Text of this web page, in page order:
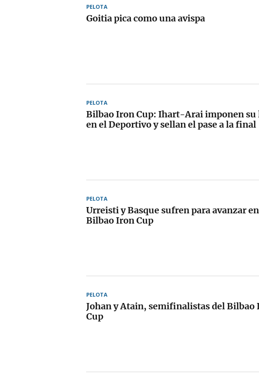
PELOTA
Goitia pica como una avispa
PELOTA
Bilbao Iron Cup: Ihart-Arai imponen su
en el Deportivo y sellan el pase a la final
PELOTA
Urreisti y Basque sufren para avanzar
Bilbao Iron Cup
PELOTA
Johan y Atain, semifinalistas del Bilbao
Cup